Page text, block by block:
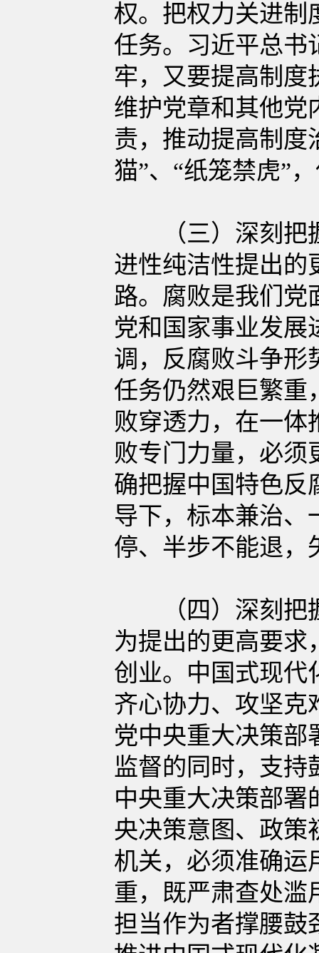
权。把权力关进制
任务。习近平总书
牢，又要提高制度
维护党章和其他党
责，推动提高制度
猫”、“纸笼禁虎”
（三）深刻把握
进性纯洁性提出的
路。腐败是我们党
党和国家事业发展
调，反腐败斗争形
任务仍然艰巨繁重
败穿透力，在一体
败专门力量，必须
确把握中国特色反
导下，标本兼治、
停、半步不能退，
（四）深刻把握
为提出的更高要求
创业。中国式现代
齐心协力、攻坚克
党中央重大决策部
监督的同时，支持
中央重大决策部署
央决策意图、政策
机关，必须准确运
重，既严肃查处滥
担当作为者撑腰鼓